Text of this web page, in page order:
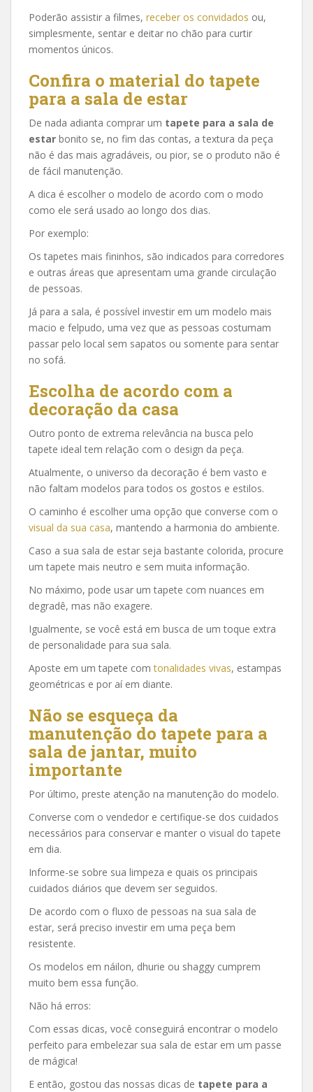
Poderão assistir a filmes, receber os convidados ou,
simplesmente, sentar e deitar no chão para curtir
momentos únicos.
Confira o material do tapete
para a sala de estar
De nada adianta comprar um tapete para a sala de
estar bonito se, no fim das contas, a textura da peça
não é das mais agradáveis, ou pior, se o produto não é
de fácil manutenção.
A dica é escolher o modelo de acordo com o modo
como ele será usado ao longo dos dias.
Por exemplo:
Os tapetes mais fininhos, são indicados para corredores
e outras áreas que apresentam uma grande circulação
de pessoas.
Já para a sala, é possível investir em um modelo mais
macio e felpudo, uma vez que as pessoas costumam
passar pelo local sem sapatos ou somente para sentar
no sofá.
Escolha de acordo com a
decoração da casa
Outro ponto de extrema relevância na busca pelo
tapete ideal tem relação com o design da peça.
Atualmente, o universo da decoração é bem vasto e
não faltam modelos para todos os gostos e estilos.
O caminho é escolher uma opção que converse com o
visual da sua casa, mantendo a harmonia do ambiente.
Caso a sua sala de estar seja bastante colorida, procure
um tapete mais neutro e sem muita informação.
No máximo, pode usar um tapete com nuances em
degradê, mas não exagere.
Igualmente, se você está em busca de um toque extra
de personalidade para sua sala.
Aposte em um tapete comtonalidades vivas, estampas
geométricas e por aí em diante.
Não se esqueça da
manutenção do tapete para a
sala de jantar, muito
importante
Por último, preste atenção na manutenção do modelo.
Converse com o vendedor e certifique-se dos cuidados
necessários para conservar e manter o visual do tapete
em dia.
Informe-se sobre sua limpeza e quais os principais
cuidados diários que devem ser seguidos.
De acordo com o fluxo de pessoas na sua sala de
estar, será preciso investir em uma peça bem
resistente.
Os modelos em náilon, dhurie ou shaggy cumprem
muito bem essa função.
Não há erros:
Com essas dicas, você conseguirá encontrar o modelo
perfeito para embelezar sua sala de estar em um passe
de mágica!
E então, gostou das nossas dicas de tapete para a